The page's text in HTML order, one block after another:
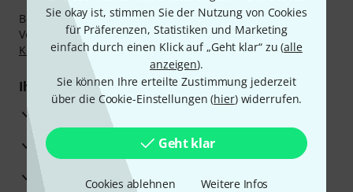
Sie okay ist, stimmen Sie der Nutzung von Cookies
für Präferenzen, Statistiken und Marketing
einfach durch einen Klick auf „Geht klar“ zu (alle
anzeigen).
Sie können Ihre erteilte Zustimmung jederzeit
über die Cookie-Einstellungen (hier) widerrufen.
Geht klar
Cookies ablehnen Weitere Infos
Bezahlen Sie vertraulich und sicher per Nachnahme,
Vorkasse, PayPal, Amazon Pay,Klarna Sofort bezahlen
Klarna Ratenzahlungoder Kreditkarte.
Ihre Vorteile
3 Jahre Thomann Garantie
30 Tage Money-Back-Garantie